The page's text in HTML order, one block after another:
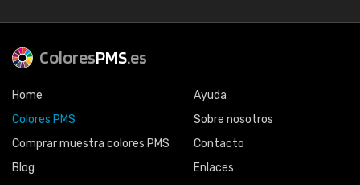
ColoresPMS.es
Home
Colores PMS
Comprar muestra colores PMS
Blog
Ayuda
Sobre nosotros
Contacto
Enlaces